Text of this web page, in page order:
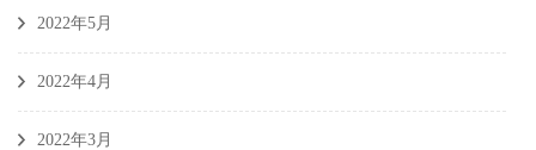
2022年5月
2022年4月
2022年3月